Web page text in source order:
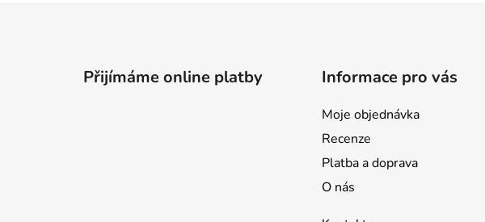
Přijímáme online platby Informace pro vás
Moje objednávka
Recenze
Platba a doprava
O nás